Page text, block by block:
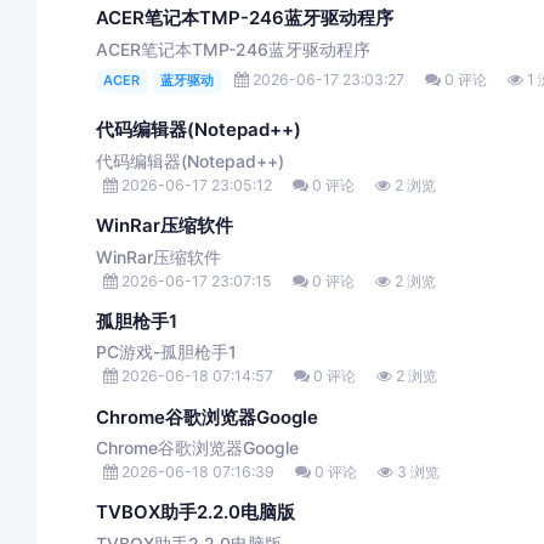
ACER笔记本TMP-246蓝牙驱动程序
ACER笔记本TMP-246蓝牙驱动程序
ACER 蓝牙驱动 2026-06-17 23:03:27 0 评论 1
代码编辑器(Notepad++)
代码编辑器(Notepad++)
2026-06-17 23:05:12 0 评论 2 浏览
WinRar压缩软件
WinRar压缩软件
2026-06-17 23:07:15 0 评论 2 浏览
孤胆枪手1
PC游戏-孤胆枪手1
2026-06-18 07:14:57 0 评论 2 浏览
Chrome谷歌浏览器Google
Chrome谷歌浏览器Google
2026-06-18 07:16:39 0 评论 3 浏览
TVBOX助手2.2.0电脑版